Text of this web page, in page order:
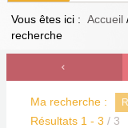
Vous êtes ici : Accueil
recherche
Ma recherche :
Résultats 1 - 3 / 3